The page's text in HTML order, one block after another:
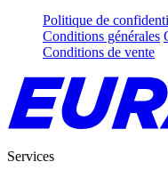
Politique de
Conditions générales
Conditions de vente
Services